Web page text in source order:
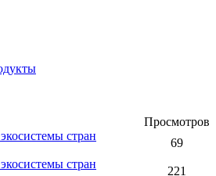
Просмотров
стран
69
стран
221